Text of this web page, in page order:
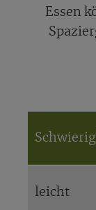
Essen
leicht